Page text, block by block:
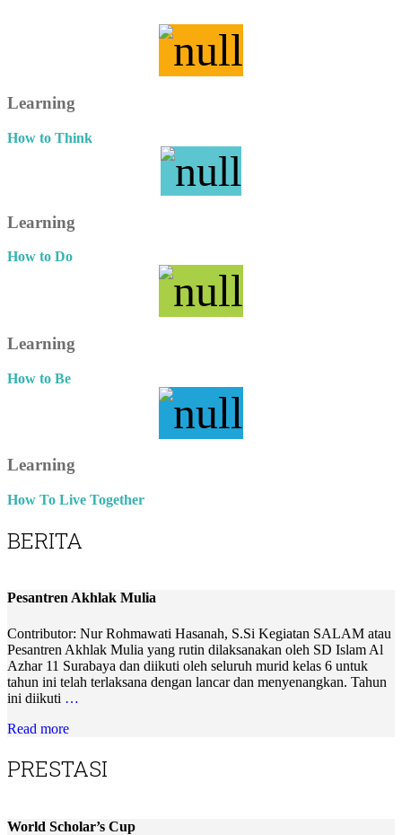
Learning
How to Think
Learning
How to Do
Learning
How to Be
Learning
How To Live Together
BERITA
Pesantren Akhlak Mulia
Contributor: Nur Rohmawati Hasanah, S.Si Kegiatan SALAM atau
Pesantren Akhlak Mulia yang rutin dilaksanakan oleh SD Islam Al
Azhar 11 Surabaya dan diikuti oleh seluruh murid kelas 6 untuk
tahun ini telah terlaksana dengan lancar dan menyenangkan. Tahun
ini diikuti …
Read more
PRESTASI
World Scholar’s Cup